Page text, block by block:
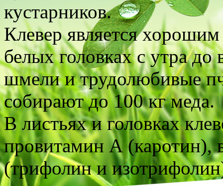
кустарников.
Клевер является
белых головках с утра до
шмели и трудолюбивые
собирают до 100 кг меда.
В листьях и головках
провитамин А (каротин),
(трифолин и